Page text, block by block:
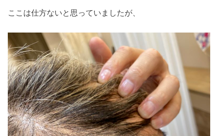
ここは仕方ないと思っていましたが、